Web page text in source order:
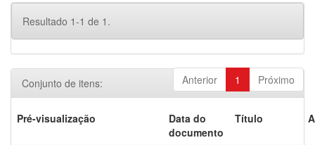
Resultado 1-1 de 1.
Anterior 1 Próximo
Conjunto de itens:
Pré-visualização
Data do
documento
Título